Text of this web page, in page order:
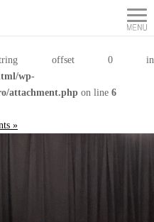
string offset 0 in
wp-
attachment.php on line 6
»